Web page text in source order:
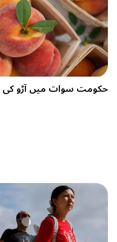
حکومت سوات میں آڑو کی